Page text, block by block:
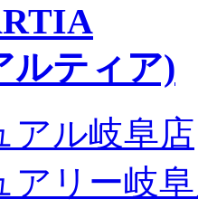
ルティア)
アル岐阜店
アリー岐